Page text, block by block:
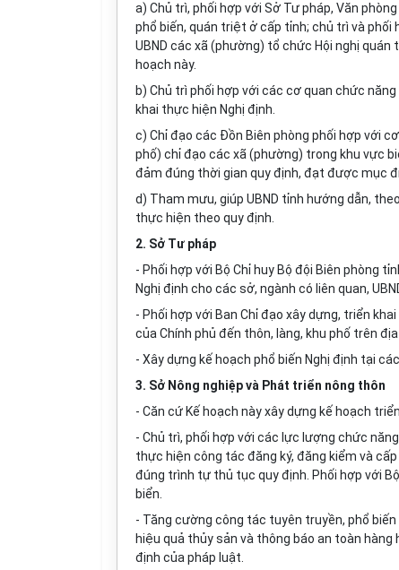
a) Chủ trì, phối hợp với Sở Tư pháp, Văn
phổ biến, quán triệt ở cấp tỉnh; chủ trì và phối
UBND các xã (phường) tổ chức Hội nghị quán
hoạch này.
b) Chủ trì phối hợp với các cơ quan chức
khai thực hiện Nghị định.
c) Chỉ đạo các Đồn Biên phòng phối hợp với
phố) chỉ đạo các xã (phường) trong khu vực
đảm đúng thời gian quy định, đạt được mục
d) Tham mưu, giúp UBND tỉnh hướng dẫn,
thực hiện theo quy định.
2. Sở Tư pháp
- Phối hợp với Bộ Chỉ huy Bộ đội Biên phòng
Nghị định cho các sở, ngành có liên quan,
- Phối hợp với Ban Chỉ đạo xây dựng, triển
của Chính phủ đến thôn, làng, khu phố trên địa
- Xây dựng kế hoạch phổ biến Nghị định tại
3. Sở Nông nghiệp và Phát triển nông thôn
- Căn cứ Kế hoạch này xây dựng kế hoạch
- Chủ trì, phối hợp với các lực lượng chức
thực hiện công tác đăng ký, đăng kiểm và
đúng trình tự thủ tục quy định. Phối hợp với
biển.
- Tăng cường công tác tuyên truyền, phổ
hiệu quả thủy sản và thông báo an toàn
định của pháp luật.